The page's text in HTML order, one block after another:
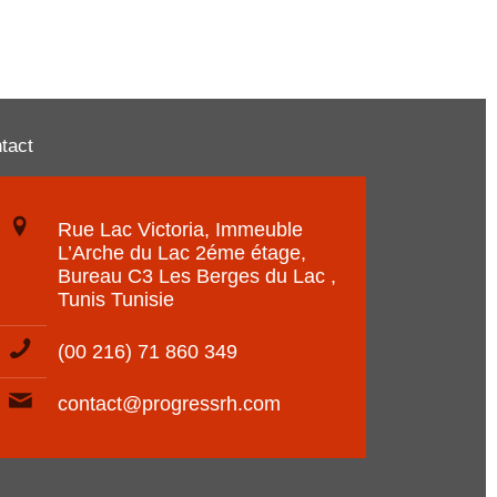
Rue Lac Victoria, Immeuble
L’Arche du Lac 2éme étage,
Bureau C3 Les Berges du Lac ,
Tunis Tunisie
(00 216) 71 860 349
contact@progressrh.com